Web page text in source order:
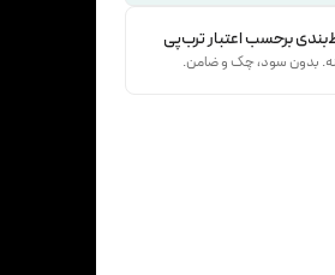
برحسب اعتبار ترب‌پی